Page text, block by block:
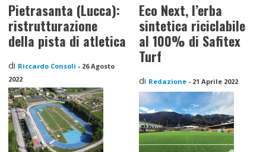
Pietrasanta (Lucca):
ristrutturazione
della pista di atletica
di Riccardo Consoli - 26 Agosto
2022
Eco Next, l’erba
sintetica riciclabile
al 100% di Safitex
Turf
di Redazione - 21 Aprile 2022